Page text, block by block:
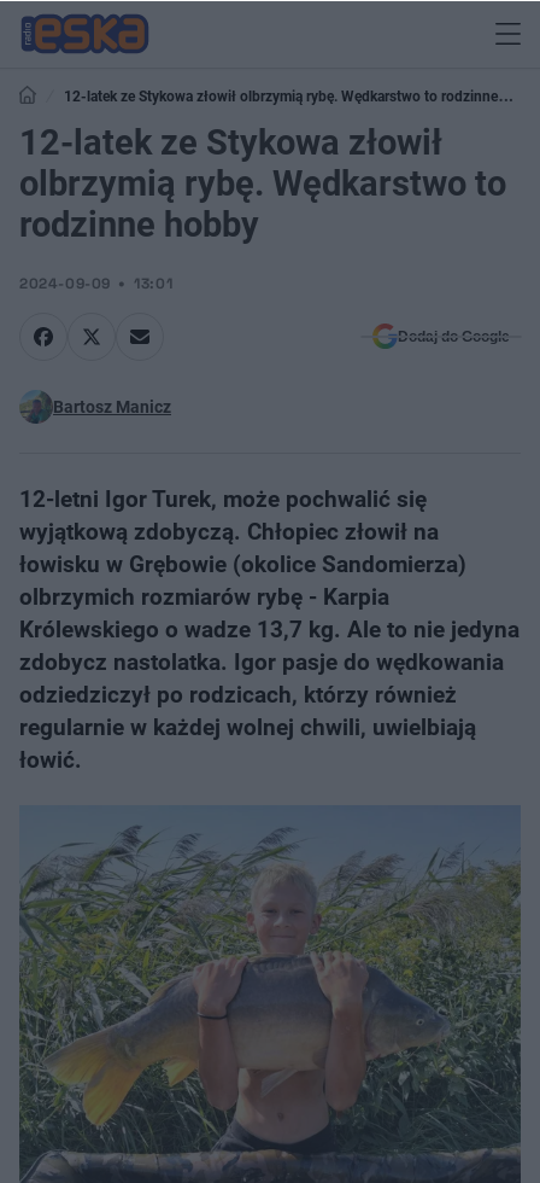
12-latek ze Stykowa złowił olbrzymią rybę. Wędkarstwo to rodzinne
hobby
12-latek ze Stykowa złowił
olbrzymią rybę. Wędkarstwo to
rodzinne hobby
2024-09-09 13:01
Dodaj do Google
Bartosz Manicz
12-letni Igor Turek, może pochwalić się
wyjątkową zdobyczą. Chłopiec złowił na
łowisku w Grębowie (okolice Sandomierza)
olbrzymich rozmiarów rybę - Karpia
Królewskiego o wadze 13,7 kg. Ale to nie jedyna
zdobycz nastolatka. Igor pasje do wędkowania
odziedziczył po rodzicach, którzy również
regularnie w każdej wolnej chwili, uwielbiają
łowić.